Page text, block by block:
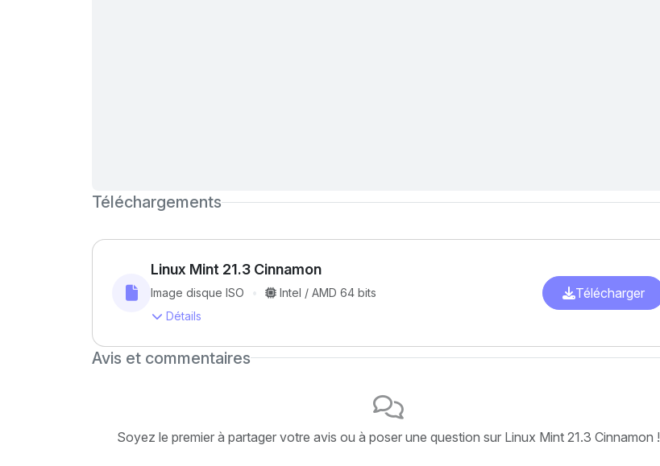
Téléchargements
Linux Mint 21.3 Cinnamon
Image disque ISO
Intel / AMD 64 bits
Détails
Télécharger
Avis et commentaires
Soyez le premier à partager votre avis ou à poser une question sur Linux Mint 21.3 Cinnamon !